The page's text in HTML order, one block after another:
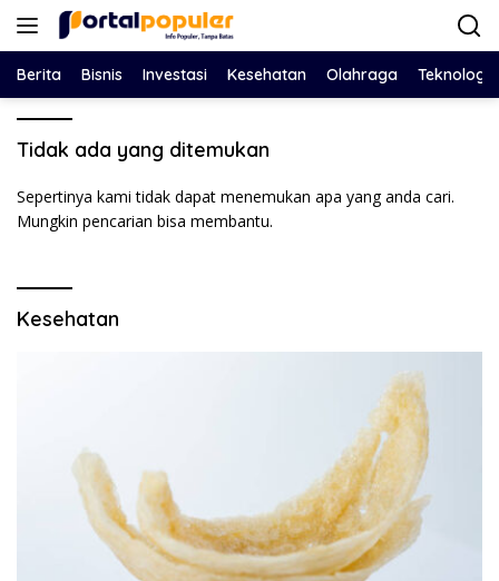
Langsung
Berita Bisnis Investasi Kesehatan Olahraga Teknologi
Tidak ada yang ditemukan
Sepertinya kami tidak dapat menemukan apa yang anda cari.
Mungkin pencarian bisa membantu.
Kesehatan